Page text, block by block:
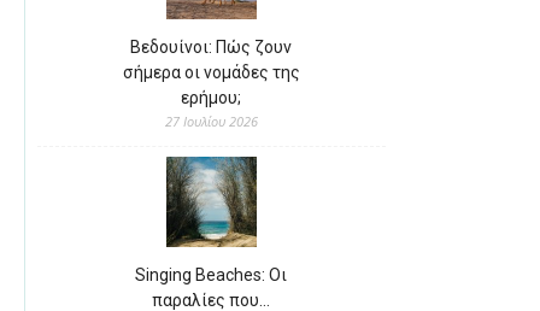
Βεδουίνοι: Πώς ζουν
σήμερα οι νομάδες της
ερήμου;
27 Ιουλίου 2026
Singing Beaches: Οι
παραλίες που…